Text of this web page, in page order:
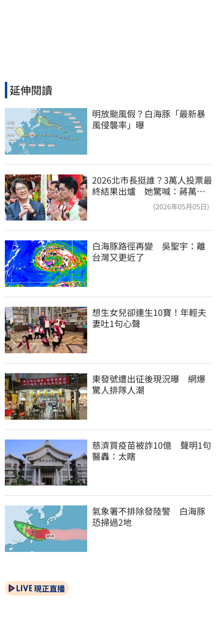
延伸閱讀
明放颱風假？白海豚「最新暴
風侵襲率」曝
2026北市長挺誰？3萬人投票最
終結果出爐 她驚喊：蔣萬安
(2026年05月05日)
白海豚路徑再變　吳聖宇：離
台灣又更近了
想生女兒卻連生10寶！年輕夫
妻吐1句心聲
東發號遭出征後現況曝　網爆
驚人排隊人潮
慈濟買疫苗被詐10億　聲明1句
醫轟：太瞎
氣象署不排除發陸警　白海豚
恐掃過2地
現正直播